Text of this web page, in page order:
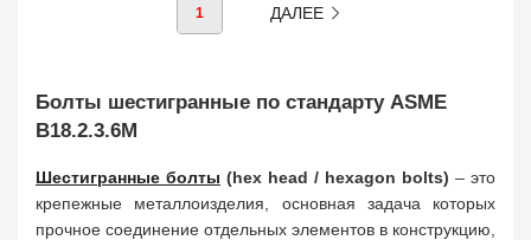
1 ДАЛЕЕ
Болты шестигранные по стандарту ASME
B18.2.3.6M
Шестигранные болты (hex head / hexagon bolts) – это
крепежные металлоизделия, основная задача которых
прочное соединение отдельных элементов в конструкцию,